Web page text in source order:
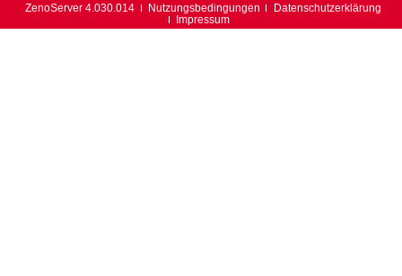
ZenoServer 4.030.014 Nutzungsbedingungen
Datenschutzerklärung
Impressum